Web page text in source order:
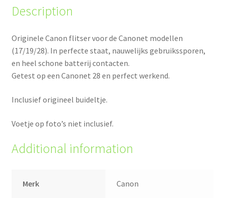
Description
Originele Canon flitser voor de Canonet modellen
(17/19/28). In perfecte staat, nauwelijks gebruikssporen,
en heel schone batterij contacten.
Getest op een Canonet 28 en perfect werkend.
Inclusief origineel buideltje.
Voetje op foto’s niet inclusief.
Additional information
Merk Canon